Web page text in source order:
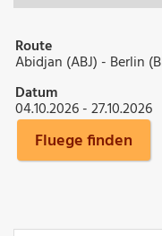
Route
Abidjan (ABJ) - Berlin
Datum
04.10.2026 - 27.10.2026
Fluege finden